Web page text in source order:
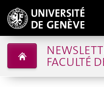
FACULTÉ